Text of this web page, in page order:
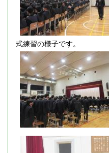
式練習の様子です。